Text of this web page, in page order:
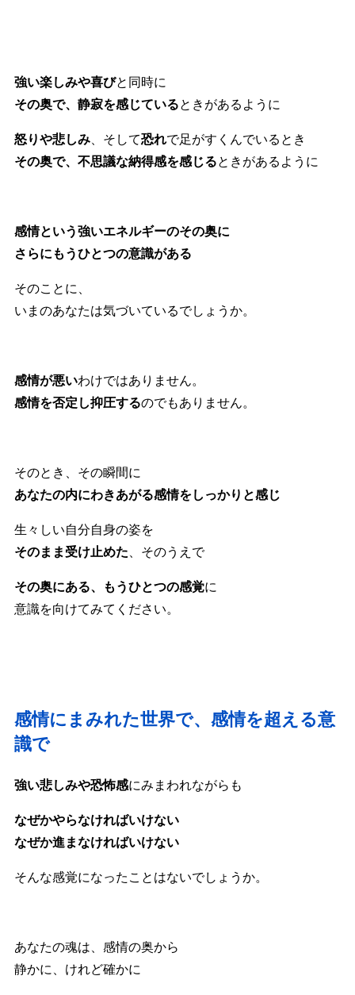
強い楽しみや喜びと同時に
その奥で、静寂を感じているときがあるように
怒りや悲しみ、そして恐れで足がすくんでいるとき
その奥で、不思議な納得感を感じるときがあるように
感情という強いエネルギーのその奥に
さらにもうひとつの意識がある
そのことに、
いまのあなたは気づいているでしょうか。
感情が悪いわけではありません。
感情を否定し抑圧するのでもありません。
そのとき、その瞬間に
あなたの内にわきあがる感情をしっかりと感じ
生々しい自分自身の姿を
そのまま受け止めた、そのうえで
その奥にある、もうひとつの感覚に
意識を向けてみてください。
感情にまみれた世界で、感情を超える意
識で
強い悲しみや恐怖感にみまわれながらも
なぜかやらなければいけない
なぜか進まなければいけない
そんな感覚になったことはないでしょうか。
あなたの魂は、感情の奥から
静かに、けれど確かに